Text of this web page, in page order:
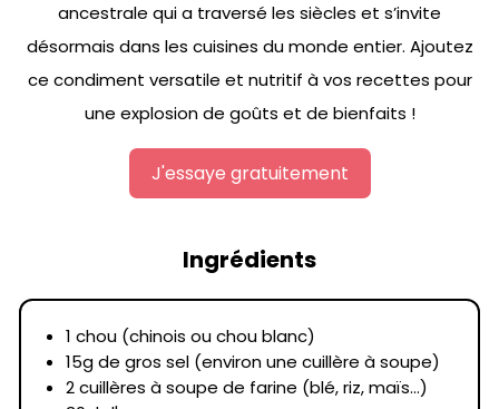
ancestrale qui a traversé les siècles et s’invite
désormais dans les cuisines du monde entier. Ajoutez
ce condiment versatile et nutritif à vos recettes pour
une explosion de goûts et de bienfaits !
J'essaye gratuitement
Ingrédients
1 chou (chinois ou chou blanc)
15g de gros sel (environ une cuillère à soupe)
2 cuillères à soupe de farine (blé, riz, maïs...)